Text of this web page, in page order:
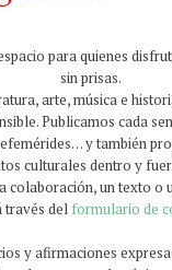
para quienes
sin prisas.
arte, música e
Publicamos cada
y también
culturales dentro y
colaboración, un texto o
través del formulario de
y afirmaciones